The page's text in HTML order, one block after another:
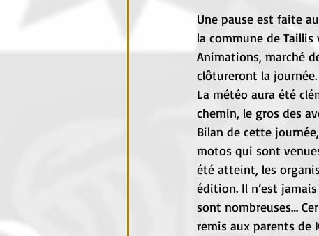
Une pause est faite
la commune de
Animations, marché
clôtureront la journée.
La météo aura été
chemin, le gros des
Bilan de cette
motos qui sont
été atteint, les
édition. Il n’est
sont nombreuses…
remis aux parents de